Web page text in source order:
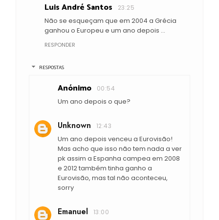
Luis André Santos 23:25
Não se esqueçam que em 2004 a Grécia
ganhou o Europeu e um ano depois ...
RESPONDER
RESPOSTAS
Anónimo 00:54
Um ano depois o que?
Unknown 12:43
Um ano depois venceu a Eurovisão!
Mas acho que isso não tem nada a ver
pk assim a Espanha campea em 2008
e 2012 também tinha ganho a
Eurovisão, mas tal não aconteceu,
sorry
Emanuel 13:00